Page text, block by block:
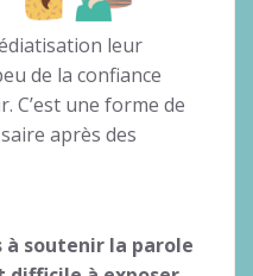
leur
de la confiance
C’est une forme de
après des
à soutenir la parole